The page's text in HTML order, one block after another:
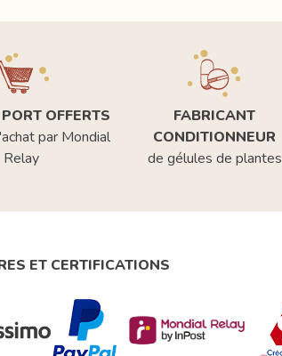
OFFERTS
par Mondial
Relay
FABRICANT
CONDITIONNEUR
de gélules de plantes
ET CERTIFICATIONS